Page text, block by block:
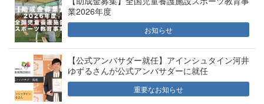
業2026年度
お知らせ
【公式アンバサダー就任】アインシュタイン河井
ゆずるさんが公式アンバサダーに就任
重要なお知らせ